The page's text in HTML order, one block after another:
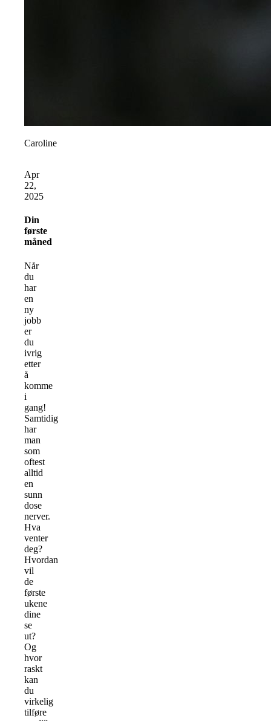
Caroline
Apr
22,
2025
Din
første
måned
Når
du
har
en
ny
jobb
er
du
ivrig
etter
å
komme
i
gang!
Samtidig
har
man
som
oftest
alltid
en
sunn
dose
nerver.
Hva
venter
deg?
Hvordan
vil
de
første
ukene
dine
se
ut?
Og
hvor
raskt
kan
du
virkelig
tilføre